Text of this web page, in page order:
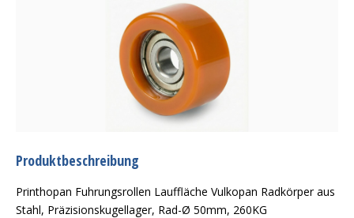
Produktbeschreibung
Printhopan Fuhrungsrollen Lauffläche Vulkopan Radkörper aus
Stahl, Präzisionskugellager, Rad-Ø 50mm, 260KG